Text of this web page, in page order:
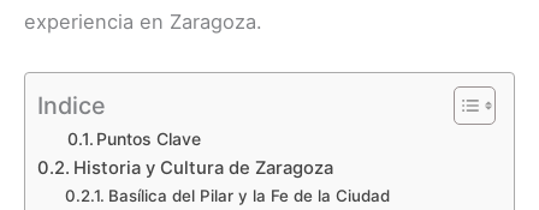
experiencia en Zaragoza.
Indice
Puntos Clave
Historia y Cultura de Zaragoza
Basílica del Pilar y la Fe de la Ciudad